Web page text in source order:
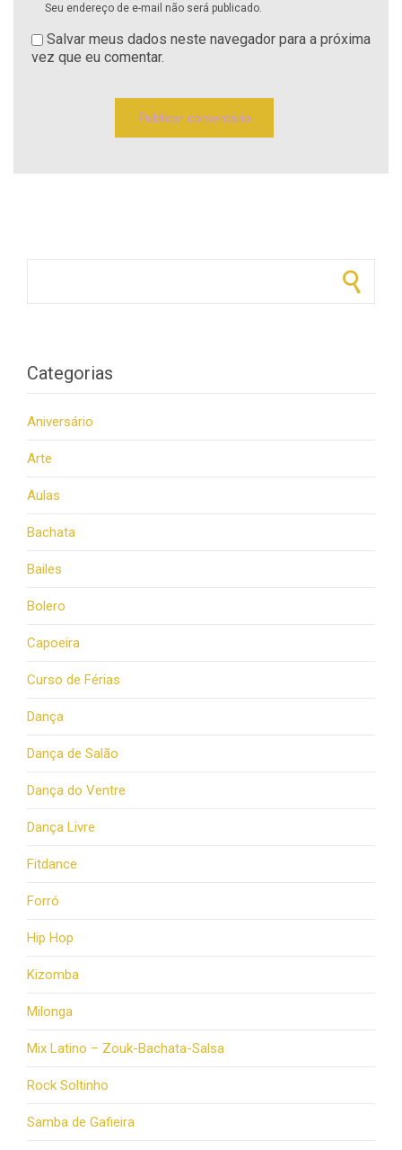
Seu endereço de e-mail não será publicado.
Salvar meus dados neste navegador para a próxima
vez que eu comentar.
Categorias
Aniversário
Arte
Aulas
Bachata
Bailes
Bolero
Capoeira
Curso de Férias
Dança
Dança de Salão
Dança do Ventre
Dança Livre
Fitdance
Forró
Hip Hop
Kizomba
Milonga
Mix Latino – Zouk-Bachata-Salsa
Rock Soltinho
Samba de Gafieira